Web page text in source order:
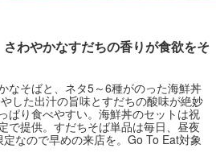
わやかなすだちの香りが食欲をそ
なそばと、ネタ5～6種がのった海鮮丼
した出汁の旨味とすだちの酸味が絶妙
ぱり食べやすい。海鮮丼のセットは祝
で提供。すだちそば単品は毎日、昼夜
なので早めの来店を。Go To Eat対象